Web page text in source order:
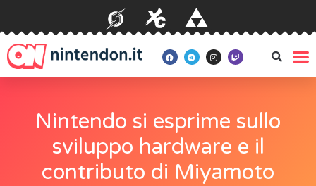
Nintendo si esprime sullo
sviluppo hardware e il
contributo di Miyamoto